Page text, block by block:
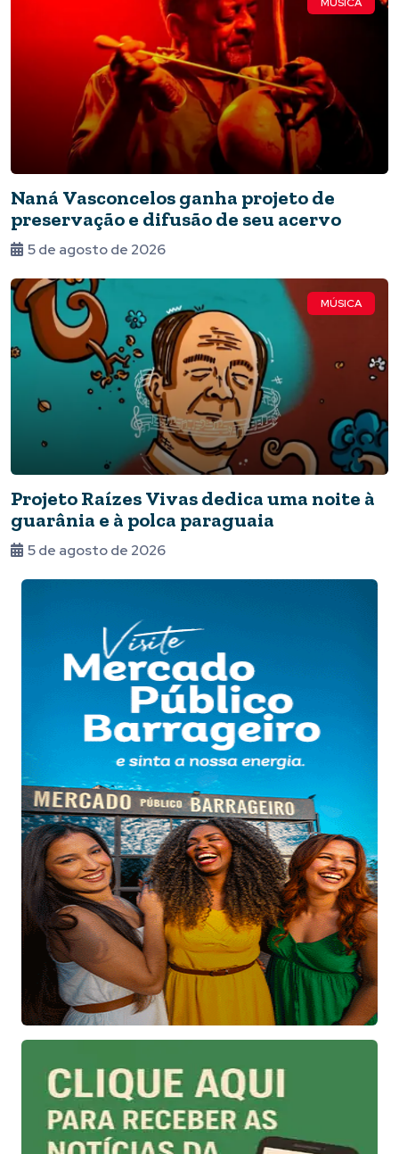
Naná Vasconcelos ganha projeto de
preservação e difusão de seu acervo
5 de agosto de 2026
MÚSICA
Projeto Raízes Vivas dedica uma noite à
guarânia e à polca paraguaia
5 de agosto de 2026